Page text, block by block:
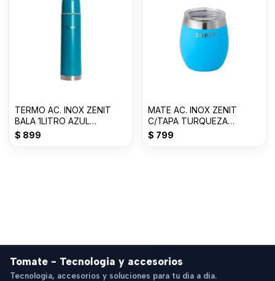
TERMO AC. INOX ZENIT
BALA 1LITRO AZUL
PETROLEO Z100XZAP
$ 899
MATE AC. INOX ZENIT
C/TAPA TURQUEZA
Z10017A
$ 799
Tomate - Tecnologia y accesorios
Tecnologia, accesorios y soluciones para tu dia a dia.